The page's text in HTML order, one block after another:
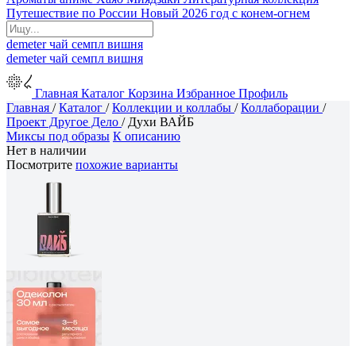
Путешествие по России Новый 2026 год с конем-огнем
demeterчай семпл вишня
demeterчай семпл вишня
Главная Каталог Корзина Избранное Профиль
Главная /Каталог /Коллекции и коллабы /Коллаборации /
Проект Другое Дело / Духи ВАЙБ
Миксы под образы К описанию
Нет в наличии
Посмотрите похожие варианты